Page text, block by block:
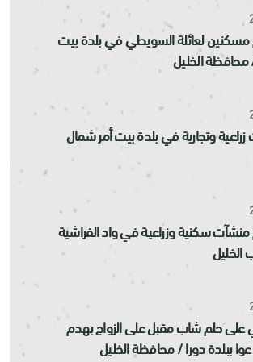
مسكنين لعائلة السويطي في بلدة بيت
الخليل
زراعية وتجارية في بلدة بيت أمر شمال
منشآت سكنية وزراعية في واد الفراشية
الخليل
على حلم شاب مقبل على الزواج بهدم
ببلدة دورا / محافظة الخليل